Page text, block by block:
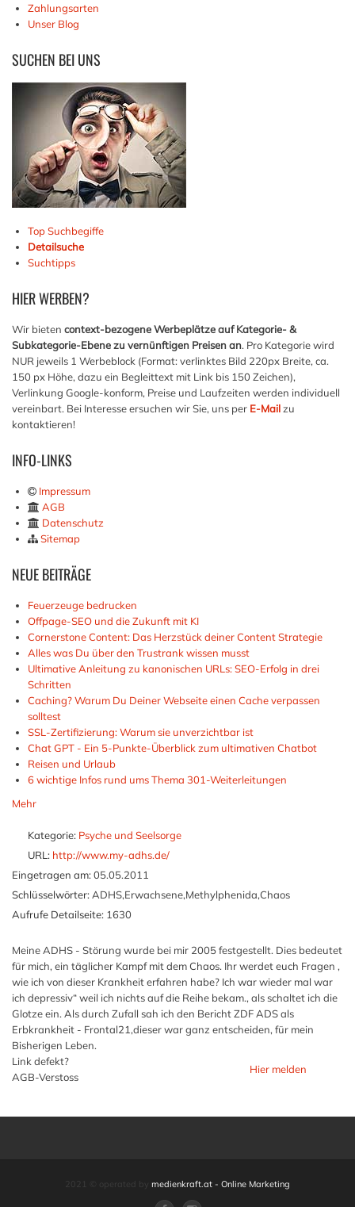
Zahlungsarten
Unser Blog
SUCHEN BEI UNS
Top Suchbegiffe
Detailsuche
Suchtipps
HIERWERBEN?
Wir bieten context-bezogene Werbeplätze auf Kategorie- &
Subkategorie-Ebene zu vernünftigen Preisen an. Pro Kategorie wird
NUR jeweils 1 Werbeblock (Format: verlinktes Bild 220px Breite, ca.
150 px Höhe, dazu ein Begleittext mit Link bis 150 Zeichen),
Verlinkung Google-konform, Preise und Laufzeiten werden individuell
vereinbart. Bei Interesse ersuchen wir Sie, uns per E-Mailzu
kontaktieren!
INFO-LINKS
Impressum
AGB
Datenschutz
Sitemap
NEUEBEITRÄGE
Feuerzeuge bedrucken
Offpage-SEO und die Zukunft mit KI
Cornerstone Content: Das Herzstück deiner Content Strategie
Alles was Du über den Trustrank wissen musst
Ultimative Anleitung zu kanonischen URLs: SEO-Erfolg in drei
Schritten
Caching? Warum Du Deiner Webseite einen Cache verpassen
solltest
SSL-Zertifizierung: Warum sie unverzichtbar ist
Chat GPT - Ein 5-Punkte-Überblick zum ultimativen Chatbot
Reisen und Urlaub
6 wichtige Infos rund ums Thema 301-Weiterleitungen
Mehr
Kategorie: Psyche und Seelsorge
URL: http://www.my-adhs.de/
Eingetragen am: 05.05.2011
Schlüsselwörter: ADHS,Erwachsene,Methylphenida,Chaos
Aufrufe Detailseite: 1630
Meine ADHS - Störung wurde bei mir 2005 festgestellt. Dies bedeutet
für mich, ein täglicher Kampf mit dem Chaos. Ihr werdet euch Fragen ,
wie ich von dieser Krankheit erfahren habe? Ich war wieder mal war
ich depressiv“ weil ich nichts auf die Reihe bekam., als schaltet ich die
Glotze ein. Als durch Zufall sah ich den Bericht ZDF ADS als
Erbkrankheit - Frontal21,dieser war ganz entscheiden, für mein
Bisherigen Leben.
Link defekt?
AGB-Verstoss
Hier melden
2021 © operated by medienkraft.at - Online Marketing